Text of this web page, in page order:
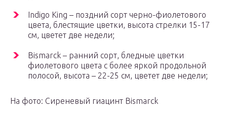
Indigo King – поздний сорт черно-фиолетового
цвета, блестящие цветки, высота стрелки 15-17
см, цветет две недели;
Bismarck – ранний сорт, бледные цветки
фиолетового цвета с более яркой продольной
полосой, высота – 22-25 см, цветет две недели;
На фото: Сиреневый гиацинт Bismarck